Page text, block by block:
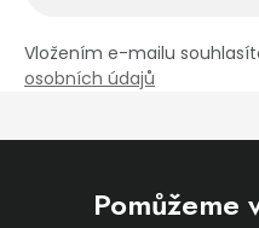
Vložením e-mailu
osobních údajů
Pomůžeme